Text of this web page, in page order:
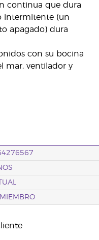
continua que dura
intermitente (un
apagado) dura
con su bocina
mar, ventilador y